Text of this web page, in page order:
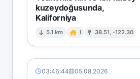
kuzeydoğusunda,
Kaliforniya
5.1 km I 38.51, -122.30
03:46:44 05.08.2026